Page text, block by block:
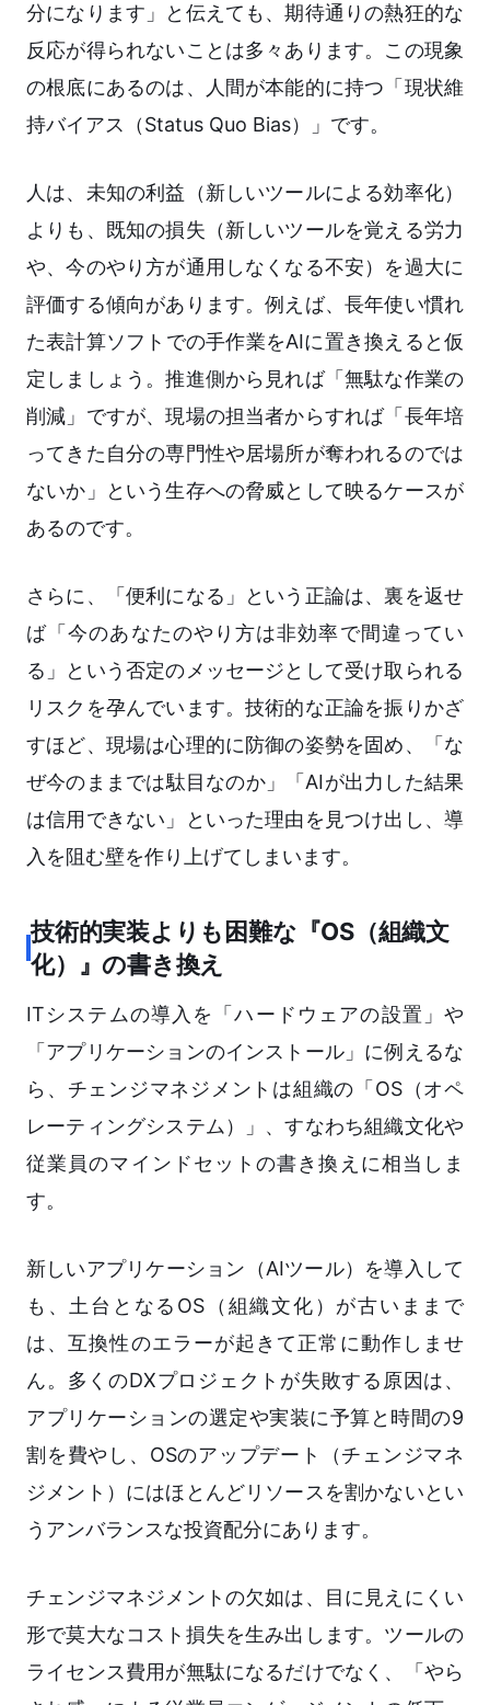
分になります」と伝えても、期待通りの熱狂的な
反応が得られないことは多々あります。この現象
の根底にあるのは、人間が本能的に持つ「現状維
持バイアス（Status Quo Bias）」です。
人は、未知の利益（新しいツールによる効率化）
よりも、既知の損失（新しいツールを覚える労力
や、今のやり方が通用しなくなる不安）を過大に
評価する傾向があります。例えば、長年使い慣れ
た表計算ソフトでの手作業をAIに置き換えると仮
定しましょう。推進側から見れば「無駄な作業の
削減」ですが、現場の担当者からすれば「長年培
ってきた自分の専門性や居場所が奪われるのでは
ないか」という生存への脅威として映るケースが
あるのです。
さらに、「便利になる」という正論は、裏を返せ
ば「今のあなたのやり方は非効率で間違ってい
る」という否定のメッセージとして受け取られる
リスクを孕んでいます。技術的な正論を振りかざ
すほど、現場は心理的に防御の姿勢を固め、「な
ぜ今のままでは駄目なのか」「AIが出力した結果
は信用できない」といった理由を見つけ出し、導
入を阻む壁を作り上げてしまいます。
技術的実装よりも困難な『OS（組織文
化）』の書き換え
ITシステムの導入を「ハードウェアの設置」や
「アプリケーションのインストール」に例えるな
ら、チェンジマネジメントは組織の「OS（オペ
レーティングシステム）」、すなわち組織文化や
従業員のマインドセットの書き換えに相当しま
す。
新しいアプリケーション（AIツール）を導入して
も、土台となるOS（組織文化）が古いままで
は、互換性のエラーが起きて正常に動作しませ
ん。多くのDXプロジェクトが失敗する原因は、
アプリケーションの選定や実装に予算と時間の9
割を費やし、OSのアップデート（チェンジマネ
ジメント）にはほとんどリソースを割かないとい
うアンバランスな投資配分にあります。
チェンジマネジメントの欠如は、目に見えにくい
形で莫大なコスト損失を生み出します。ツールの
ライセンス費用が無駄になるだけでなく、「やら